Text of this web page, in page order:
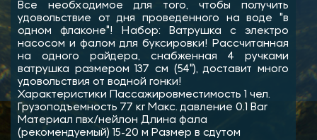
Все необходимое для того, чтобы получить
удовольствие от дня проведенного на воде "в
одном флаконе"! Набор: Ватрушка с электро
насосом и фалом для буксировки! Рассчитанная
на одного райдера, снабженная 4 ручками
ватрушка размером 137 см (54"), доставит много
удовольствия от водной гонки!
Характеристики Пассажировместимость 1 чел.
Грузоподъемность 77 кг Макс. давление 0.1 Bar
Материал пвх/нейлон Длина фала
(рекомендуемый) 15-20 м Размер в сдутом